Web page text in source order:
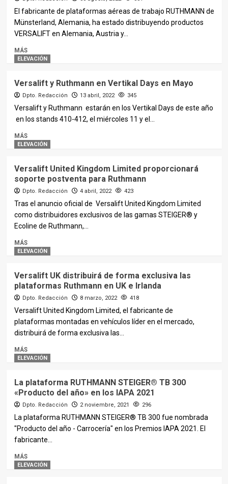
El fabricante de plataformas aéreas de trabajo RUTHMANN de
Münsterland, Alemania, ha estado distribuyendo productos
VERSALIFT en Alemania, Austria y...
MÁS
ELEVACIÓN
Versalift y Ruthmann en Vertikal Days en Mayo
Dpto. Redacción 13 abril, 2022 345
Versalift y Ruthmann estarán en los Vertikal Days de este año
en los stands 410-412, el miércoles 11 y el...
MÁS
ELEVACIÓN
Versalift United Kingdom Limited proporcionará
soporte postventa para Ruthmann
Dpto. Redacción 4 abril, 2022 423
Tras el anuncio oficial de Versalift United Kingdom Limited
como distribuidores exclusivos de las gamas STEIGER® y
Ecoline de Ruthmann,...
MÁS
ELEVACIÓN
Versalift UK distribuirá de forma exclusiva las
plataformas Ruthmann en UK e Irlanda
Dpto. Redacción 8 marzo, 2022 418
Versalift United Kingdom Limited, el fabricante de
plataformas montadas en vehículos líder en el mercado,
distribuirá de forma exclusiva las...
MÁS
ELEVACIÓN
La plataforma RUTHMANN STEIGER® TB 300
«Producto del año» en los IAPA 2021
Dpto. Redacción 2 noviembre, 2021 296
La plataforma RUTHMANN STEIGER® TB 300 fue nombrada
"Producto del año - Carrocería" en los Premios IAPA 2021. El
fabricante...
MÁS
ELEVACIÓN